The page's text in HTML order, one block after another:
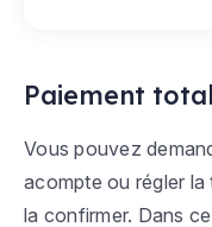
Paiement
Vous pouvez
acompte ou régler
la confirmer. Dans